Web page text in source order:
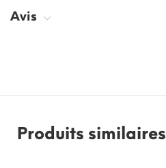
Avis
Produits similaires